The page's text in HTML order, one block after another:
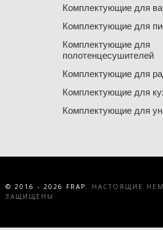
Комплектующие для
Комплектующие для
Комплектующие для
полотенцесушителей
Комплектующие для
Комплектующие для
Комплектующие для
© 2016 - 2026 FRAP.
НАСТОЯЩИЕ
ЗАЩИЩЕНЫ